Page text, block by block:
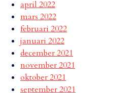
april 2022
mars 2022
februari 2022
januari 2022
december 2021
november 2021
oktober 2021
september 2021